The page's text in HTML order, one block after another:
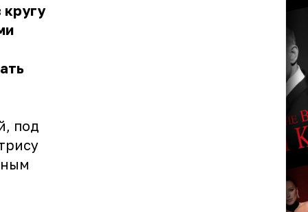
под